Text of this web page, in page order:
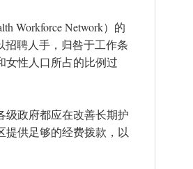
Workforce Network）的
招聘人手，归咎于工作条
女性人口所占的比例过
级政府都应在改善长期护
提供足够的经费拨款，以